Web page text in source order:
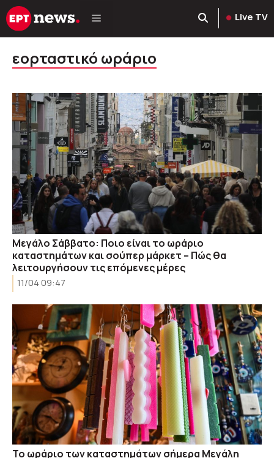
Μετάβαση
σε
Live TV
εορταστικό ωράριο
Μεγάλο Σάββατο: Ποιο είναι το ωράριο
καταστημάτων και σούπερ μάρκετ – Πώς θα
λειτουργήσουν τις επόμενες μέρες
11/04 09:47
Το ωράριο των καταστημάτων σήμερα Μεγάλη